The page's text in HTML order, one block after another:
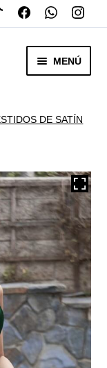
MENÚ
MENÚ
HIJO
DE SATÍN